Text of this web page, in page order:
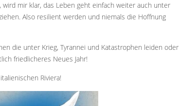
wird mir klar, das Leben geht einfach weiter auch unter
Also resilient werden und niemals die Hoffnung
die unter Krieg, Tyrannei und Katastrophen leiden oder
friedlicheres Neues Jahr!
Riviera!